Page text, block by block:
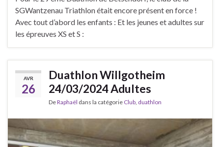
SGWantzenau Triathlon était encore présent en force !
Avec tout d’abord les enfants : Et les jeunes et adultes sur
les épreuves XS et S :
AVR
26
Duathlon Willgotheim
24/03/2024 Adultes
DeRaphaël dans la catégorie Club, duathlon